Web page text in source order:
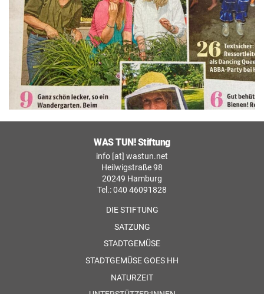
WAS TUN! Stiftung
info [at] wastun.net
Heilwigstraße 98
20249 Hamburg
Tel.: 040 46091828
DIE STIFTUNG
SATZUNG
STADTGEMÜSE
STADTGEMÜSE GOES HH
NATURZEIT